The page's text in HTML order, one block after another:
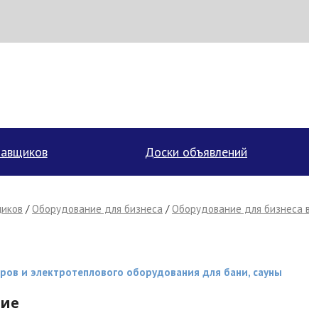
Доски объявлений
Написать поставщику
/Оборудование для бизнеса /Оборудование для бизнеса
и электротеплового оборудования для бани, сауны